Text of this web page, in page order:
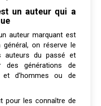
un auteur qui a
auteur marquant est
on réserve le
auteurs du passé et
des générations de
d’hommes ou de
pour les connaître de